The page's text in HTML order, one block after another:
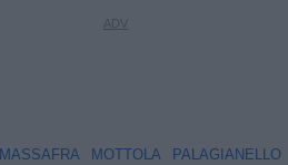
MASSAFRA MOTTOLA PALAGIANELLO